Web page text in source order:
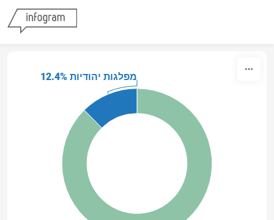
מפלגות יהודיות 12.4%